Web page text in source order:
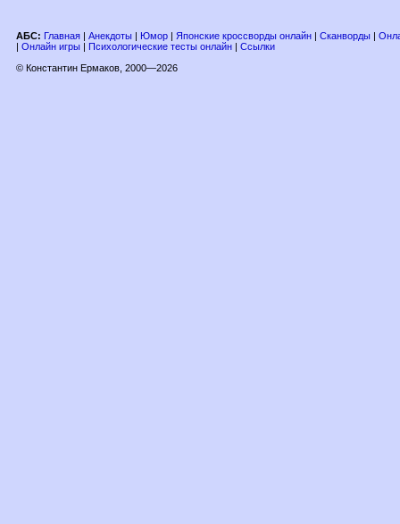
АБС: Главная | Анекдоты | Юмор | Японские кроссворды онлайн | Сканворды |
| Онлайн игры | Психологические тесты онлайн | Ссылки
© Константин Ермаков, 2000—2026